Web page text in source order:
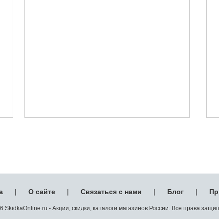
| О сайте | Связаться с нами | Блог |
SkidkaOnline.ru - Акции, скидки, каталоги магазинов России. Все права